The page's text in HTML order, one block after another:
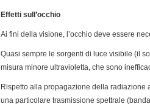
Effetti sull’occhio
Ai fini della visione, l’occhio deve essere
Quasi sempre le sorgenti di luce visibile (il
misura minore ultravioletta, che sono
Rispetto alla propagazione della radiazione
una particolare trasmissione spettrale